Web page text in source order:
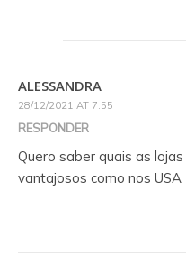
ALESSANDRA
28/12/2021 AT 7:55
RESPONDER
Quero saber quais as
vantajosos como nos USA